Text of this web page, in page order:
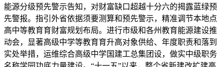
能源分级预先警示告知，对财富缺口超越十分六的揭露蓝绿预
先警报。指引外省依据须要测算和预先警示，精准调节本地点
高中等教育育财富规划布局。进行市级和各州教育能源建设推
动会，显著高级中学等教育育升高对象供给、年度职责和落到
实处举措，运维综合高级中学国建工总集团设，做实中级职务